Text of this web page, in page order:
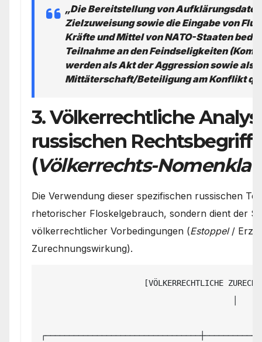
„Die Bereitstellung von
Zielzuweisung sowie die Eingabe von
Kräfte und Mittel von NATO-Staaten
Teilnahme an den Feindseligkeiten
werden als Akt der Aggression sowie als
Mittäterschaft/Beteiligung am Konflikt
3. Völkerrechtliche
russischen
(Völkerrechts-
Die Verwendung dieser spezifischen russischen
rhetorischer Floskelgebrauch, sondern dient der
völkerrechtlicher Vorbedingungen (Estoppel/
Zurechnungswirkung).